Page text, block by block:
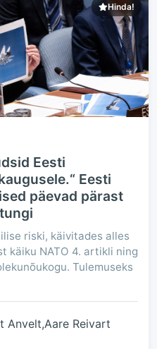
Hinda!
Eesti
Eesti
päevad pärast
riski, käivitades alles
käiku NATO 4. artikli ning
Tulemuseks
Anvelt,Aare Reivart